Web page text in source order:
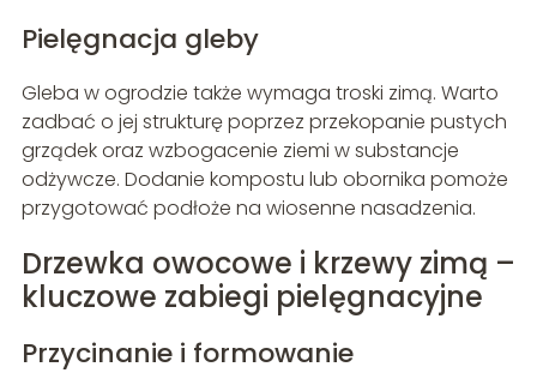
Pielęgnacja gleby
Gleba w ogrodzie także wymaga troski zimą. Warto
zadbać o jej strukturę poprzez przekopanie pustych
grządek oraz wzbogacenie ziemi w substancje
odżywcze. Dodanie kompostu lub obornika pomoże
przygotować podłoże na wiosenne nasadzenia.
Drzewka owocowe i krzewy zimą –
kluczowe zabiegi pielęgnacyjne
Przycinanie i formowanie